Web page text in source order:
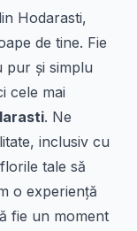
Hodarasti,
de tine. Fie
pur și simplu
cele mai
. Ne
inclusiv cu
tale să
o experiență
fie un moment